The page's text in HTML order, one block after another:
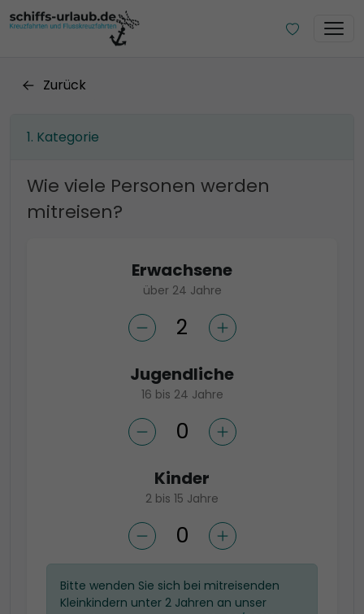
Zurück
Kategorie
Wie viele Personen werden
mitreisen?
Erwachsene
über 24 Jahre
Jugendliche
16 bis 24 Jahre
Kinder
2 bis 15 Jahre
Bitte wenden Sie sich bei mitreisenden
Kleinkindern unter 2 Jahren an unser